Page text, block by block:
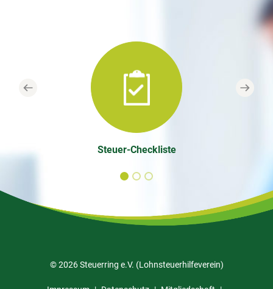
Steuer-Checkliste
Previous Next
© 2026 Steuerring e.V. (Lohnsteuerhilfeverein)